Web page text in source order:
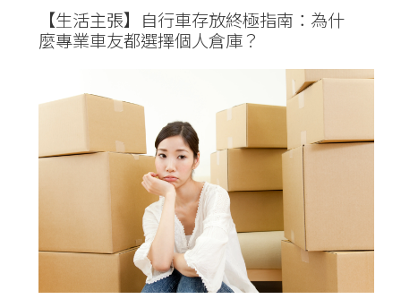
【生活主張】自行車存放終極指南：為什
麼專業車友都選擇個人倉庫？